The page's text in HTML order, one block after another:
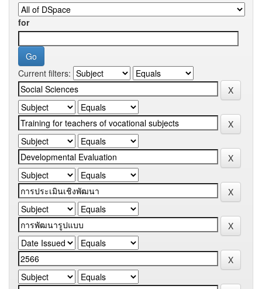
for
Current filters: